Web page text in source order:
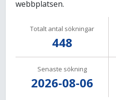
webbplatsen.
Totalt antal sökningar
448
Senaste sökning
2026-08-06